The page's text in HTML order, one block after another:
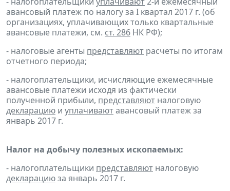
авансовый платеж по налогу за I квартал 2017 г. (об
организациях, уплачивающих только квартальные
авансовые платежи, см. ст. 286 НК РФ);
- налоговые агенты представляют расчеты по итогам
отчетного периода;
- налогоплательщики, исчисляющие ежемесячные
авансовые платежи исходя из фактически
полученной прибыли, представляют налоговую
декларацию и уплачиваютавансовый платеж за
январь 2017 г.
Налог на добычу полезных ископаемых:
- налогоплательщики представляют налоговую
декларациюза январь 2017 г.